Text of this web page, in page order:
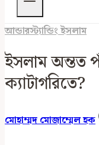
আন্ডারস্ট্যান্ডিং ইসলাম
ইসলাম অন্তত
ক্যাটাগরিতে?
মোহাম্মদ মোজাম্মেল হক